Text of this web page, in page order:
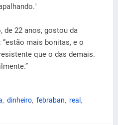
de 22 anos, gostou da
mais bonitas, e o
que o das demais.
dinheiro febraban
real